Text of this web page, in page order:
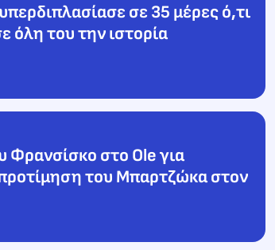
σε 35 μέρες ό,τι
όλη του την ιστορία
στο Ole για
του Μπαρτζώκα στον